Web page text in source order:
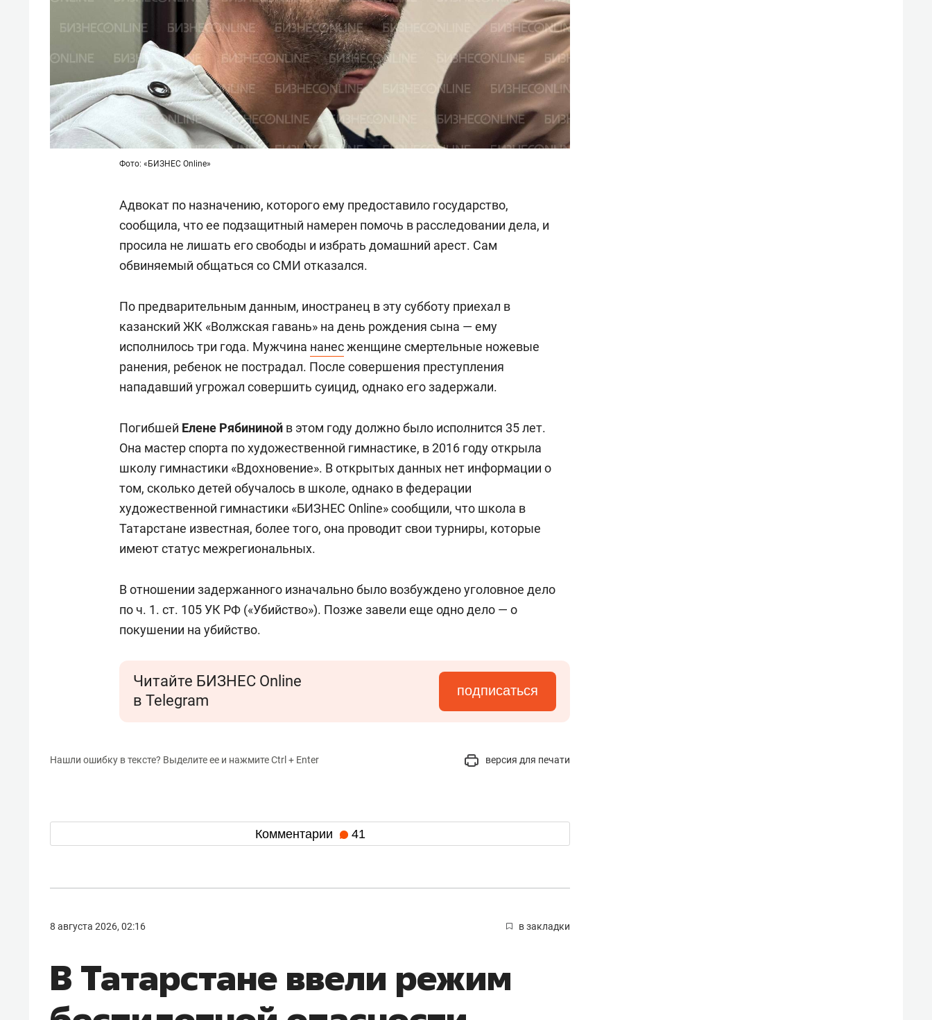
Фото: «БИЗНЕС Online»
Адвокат по назначению, которого ему предоставило государство,
сообщила, что ее подзащитный намерен помочь в расследовании дела, и
просила не лишать его свободы и избрать домашний арест. Сам
обвиняемый общаться со СМИ отказался.
По предварительным данным, иностранец в эту субботу приехал в
казанский ЖК «Волжская гавань» на день рождения сына — ему
исполнилось три года. Мужчина нанесженщине смертельные ножевые
ранения, ребенок не пострадал. После совершения преступления
нападавший угрожал совершить суицид, однако его задержали.
Погибшей Елене Рябининой в этом году должно было исполнится 35 лет.
Она мастер спорта по художественной гимнастике, в 2016 году открыла
школу гимнастики «Вдохновение». В открытых данных нет информации о
том, сколько детей обучалось в школе, однако в федерации
художественной гимнастики «БИЗНЕС Online» сообщили, что школа в
Татарстане известная, более того, она проводит свои турниры, которые
имеют статус межрегиональных.
В отношении задержанного изначально было возбуждено уголовное дело
по ч. 1. ст. 105 УК РФ («Убийство»). Позже завели еще одно дело — о
покушении на убийство.
Читайте БИЗНЕС Online
в Telegram
подписаться
Нашли ошибку в тексте? Выделите ее и нажмите Ctrl + Enter версия для печати
Комментарии 41
8 августа 2026, 02:16 в закладки
В Татарстане ввели режим